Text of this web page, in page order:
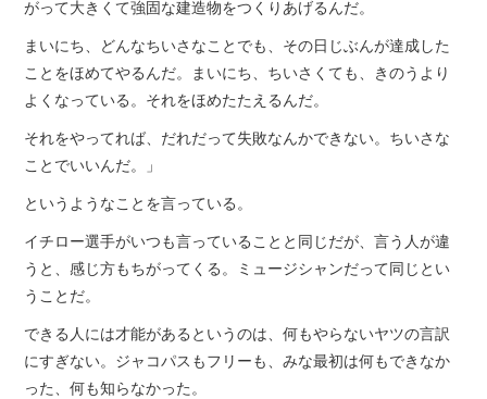
がって大きくて強固な建造物をつくりあげるんだ。
まいにち、どんなちいさなことでも、その日じぶんが達成した
ことをほめてやるんだ。まいにち、ちいさくても、きのうより
よくなっている。それをほめたたえるんだ。
それをやってれば、だれだって失敗なんかできない。ちいさな
ことでいいんだ。」
というようなことを言っている。
イチロー選手がいつも言っていることと同じだが、言う人が違
うと、感じ方もちがってくる。ミュージシャンだって同じとい
うことだ。
できる人には才能があるというのは、何もやらないヤツの言訳
にすぎない。ジャコパスもフリーも、みな最初は何もできなか
った、何も知らなかった。